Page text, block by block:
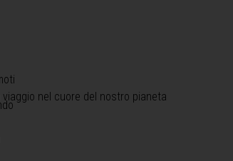
viaggio nel cuore del nostro pianeta